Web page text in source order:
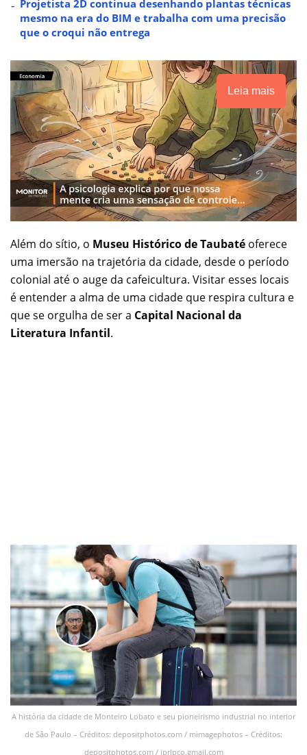
Projetista 2D continua desenhando plantas técnicas
mesmo na era do BIM e trabalha com uma precisão
que o croqui não entrega
Leia mais
Além do sítio, o Museu Histórico de Taubaté oferece
uma imersão na trajetória da cidade, desde o período
colonial até o auge da cafeicultura. Visitar esses locais
é entender a alma de uma cidade que respira cultura e
que se orgulha de ser a Capital Nacional da
Literatura Infantil.
A história da cidade de Monteiro Lobato e seu pioneirismo industrial no interior
de São Paulo – Créditos: depositphotos.com / mimagephotos – Créditos:
depositphotos.com / jprlpco.gmail.com